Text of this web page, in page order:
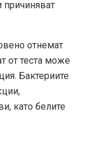
причиняват
отнемат
от теста може
Бактериите
като белите